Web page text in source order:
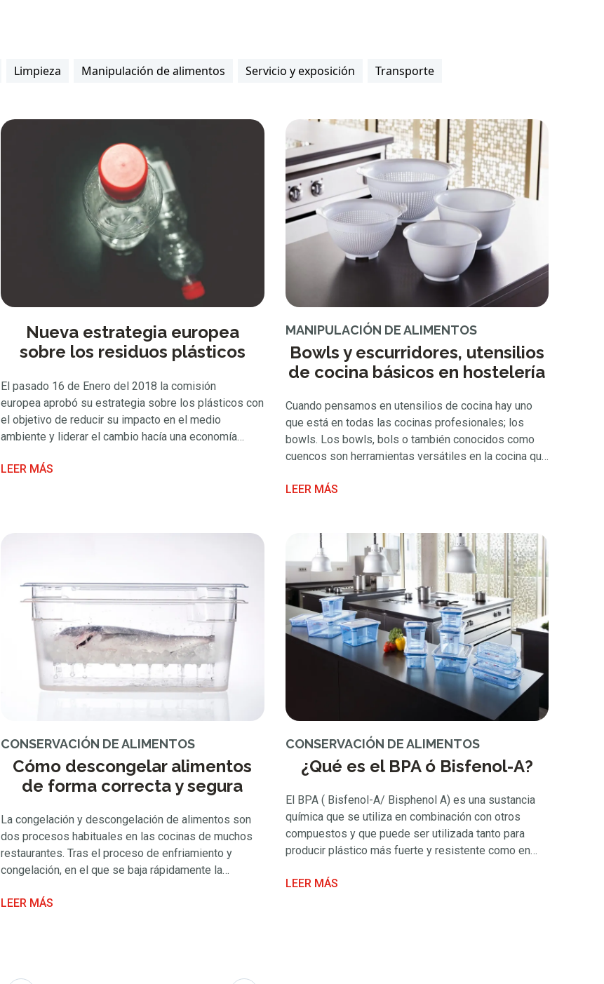
Limpieza Manipulación de alimentos Servicio y exposición Transporte
Nueva estrategia europea
sobre los residuos plásticos
El pasado 16 de Enero del 2018 la comisión
europea aprobó su estrategia sobre los plásticos con
el objetivo de reducir su impacto en el medio
ambiente y liderar el cambio hacía una economía
genere nuevas oportunidades de inversión y empleo.
LEER MÁS
MANIPULACIÓN DE ALIMENTOS
Bowls y escurridores, utensilios
de cocina básicos en hostelería
Cuando pensamos en utensilios de cocina hay uno
que está en todas las cocinas profesionales; los
bowls. Los bowls, bols o también conocidos como
cuencos son herramientas versátiles en la cocina que
pueden encontrar en varios tamaños y capacidades
LEER MÁS
CONSERVACIÓN DE ALIMENTOS
Cómo descongelar alimentos
de forma correcta y segura
La congelación y descongelación de alimentos son
dos procesos habituales en las cocinas de muchos
restaurantes. Tras el proceso de enfriamiento y
congelación, en el que se baja rápidamente la
llega el momento de descongelarlo. Los dos son
LEER MÁS
CONSERVACIÓN DE ALIMENTOS
¿Qué es el BPA ó Bisfenol-A?
El BPA ( Bisfenol-A/ Bisphenol A) es una sustancia
química que se utiliza en combinación con otros
compuestos y que puede ser utilizada tanto para
producir plástico más fuerte y resistente como en
evitar que se rompan o se corroan. Principalmente, el
LEER MÁS